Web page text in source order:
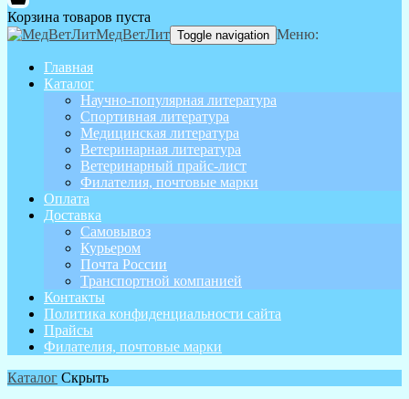
Корзина товаров пуста
МедВетЛит Toggle navigation Меню:
Главная
Каталог
Научно-популярная литература
Спортивная литература
Медицинская литература
Ветеринарная литература
Ветеринарный прайс-лист
Филателия, почтовые марки
Оплата
Доставка
Самовывоз
Курьером
Почта России
Транспортной компанией
Контакты
Политика конфиденциальности сайта
Прайсы
Филателия, почтовые марки
Каталог Скрыть